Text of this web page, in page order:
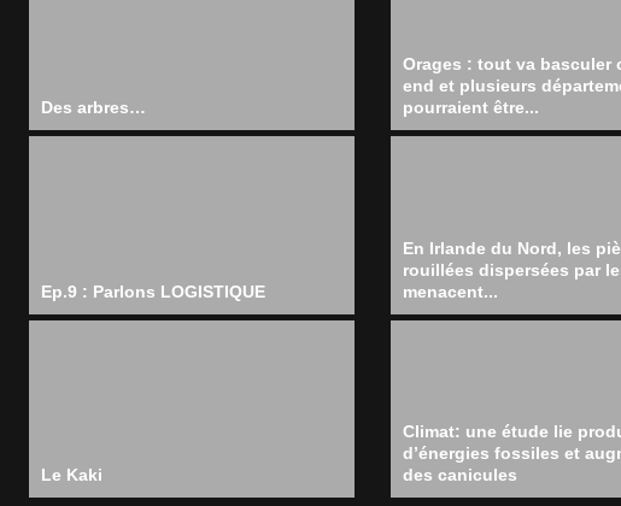
Des arbres…
Ep.9 : Parlons LOGISTIQUE
Le Kaki
Orages : tout va basculer
end et plusieurs
pourraient être...
En Irlande du Nord, les
rouillées dispersées par
menacent...
Climat: une étude lie
d’énergies fossiles et
des canicules